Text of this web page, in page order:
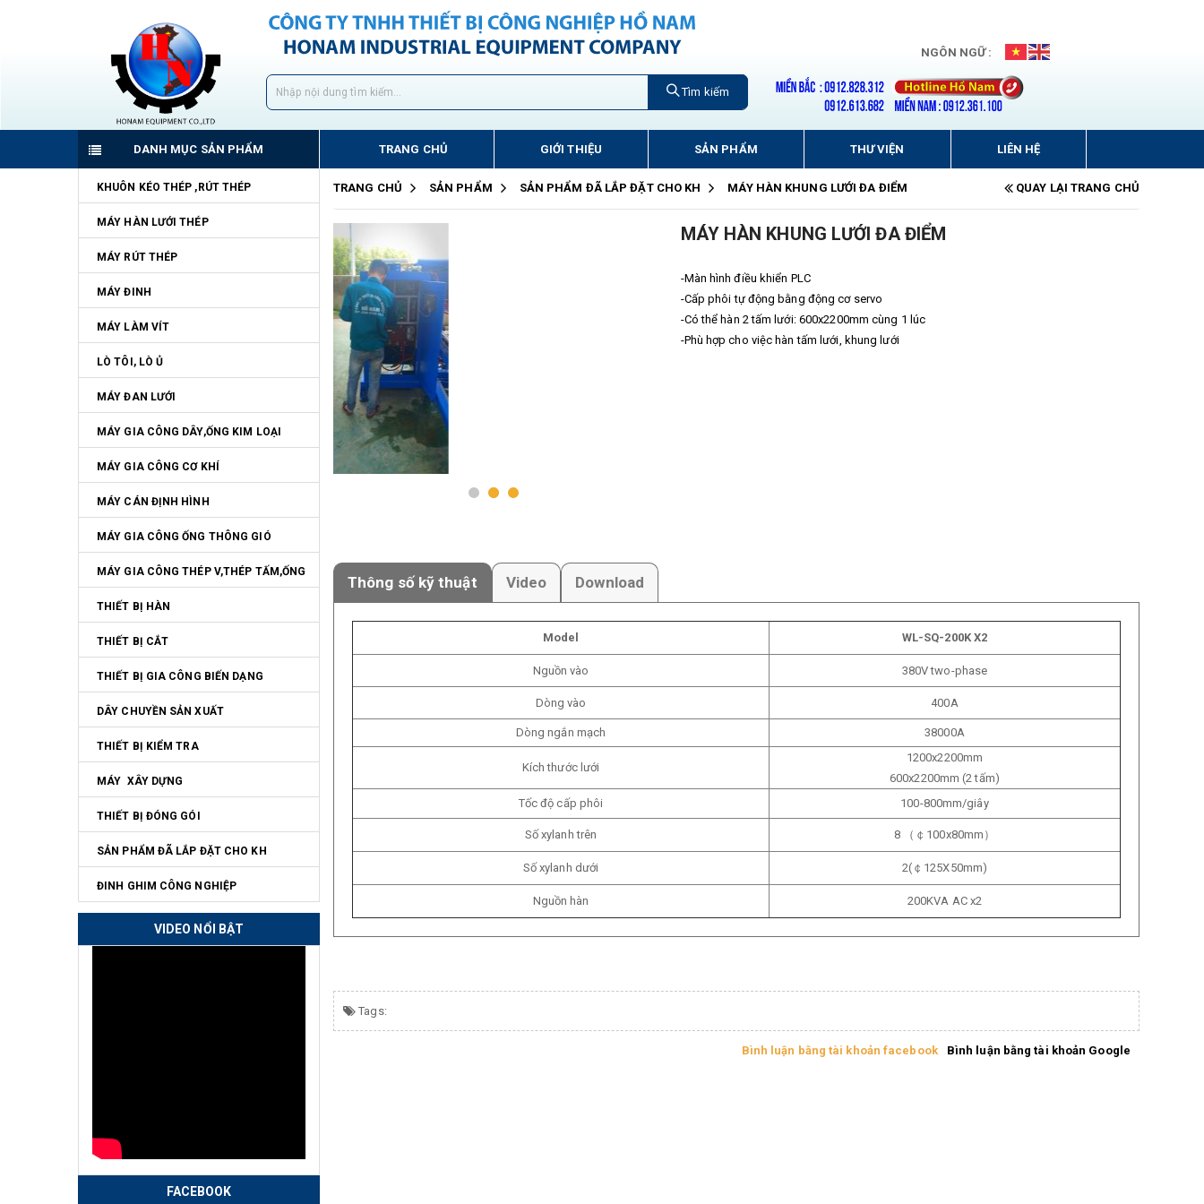
NGÔN NGỮ :
Tìm kiếm
DANH MỤC SẢN PHẨM TRANG CHỦ GIỚI THIỆU SẢN PHẨM THƯ VIỆN LIÊN HỆ
KHUÔN KÉO THÉP ,RÚT THÉP
MÁY HÀN LƯỚI THÉP
MÁY RÚT THÉP
MÁY ĐINH
MÁY LÀM VÍT
LÒ TÔI, LÒ Ủ
MÁY ĐAN LƯỚI
MÁY GIA CÔNG DÂY,ỐNG KIM LOẠI
MÁY GIA CÔNG CƠ KHÍ
MÁY CÁN ĐỊNH HÌNH
MÁY GIA CÔNG ỐNG THÔNG GIÓ
MÁY GIA CÔNG THÉP V,THÉP TẤM,ỐNG
THIẾT BỊ HÀN
THIẾT BỊ CẮT
THIẾT BỊ GIA CÔNG BIẾN DẠNG
DÂY CHUYỀN SẢN XUẤT
THIẾT BỊ KIỂM TRA
MÁY  XÂY DỰNG
THIẾT BỊ ĐÓNG GÓI
SẢN PHẨM ĐÃ LẮP ĐẶT CHO KH
ĐINH GHIM CÔNG NGHIỆP
VIDEO NỔI BẬT
FACEBOOK
TRANG CHỦ SẢN PHẨM SẢN PHẨM ĐÃ LẮP ĐẶT CHO KH MÁY HÀN KHUNG LƯỚI ĐA ĐIỂM QUAY LẠI TRANG CHỦ
MÁY HÀN KHUNG LƯỚI ĐA ĐIỂM
-Màn hình điều khiển PLC
-Cấp phôi tự động bằng động cơ servo
-Có thể hàn 2 tấm lưới: 600x2200mm cùng 1 lúc
-Phù hợp cho việc hàn tấm lưới, khung lưới
Thông số kỹ thuật Video Download
Model WL-SQ-200KX2
Nguồn vào 380V two-phase
Dòng vào 400A
Dòng ngắn mạch 38000A
Kích thước lưới
1200x2200mm
600x2200mm (2 tấm)
Tốc độ cấp phôi
100-800mm/giây
Số xylanh trên 8 （￠100x80mm）
Số xylanh dưới 2(￠125X50mm)
Nguồn hàn 200KVA AC x2
Tags:
Bình luận bằng tài khoản facebook Bình luận bằng tài khoản Google